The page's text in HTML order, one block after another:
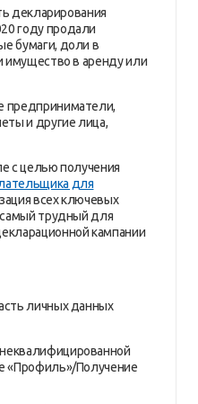
декларирования
году продали
бумаги, доли в
имущество в аренду или
предприниматели,
и другие лица,
с целью получения
для
всех ключевых
трудный для
кампании
личных данных
«Профиль»/Получение